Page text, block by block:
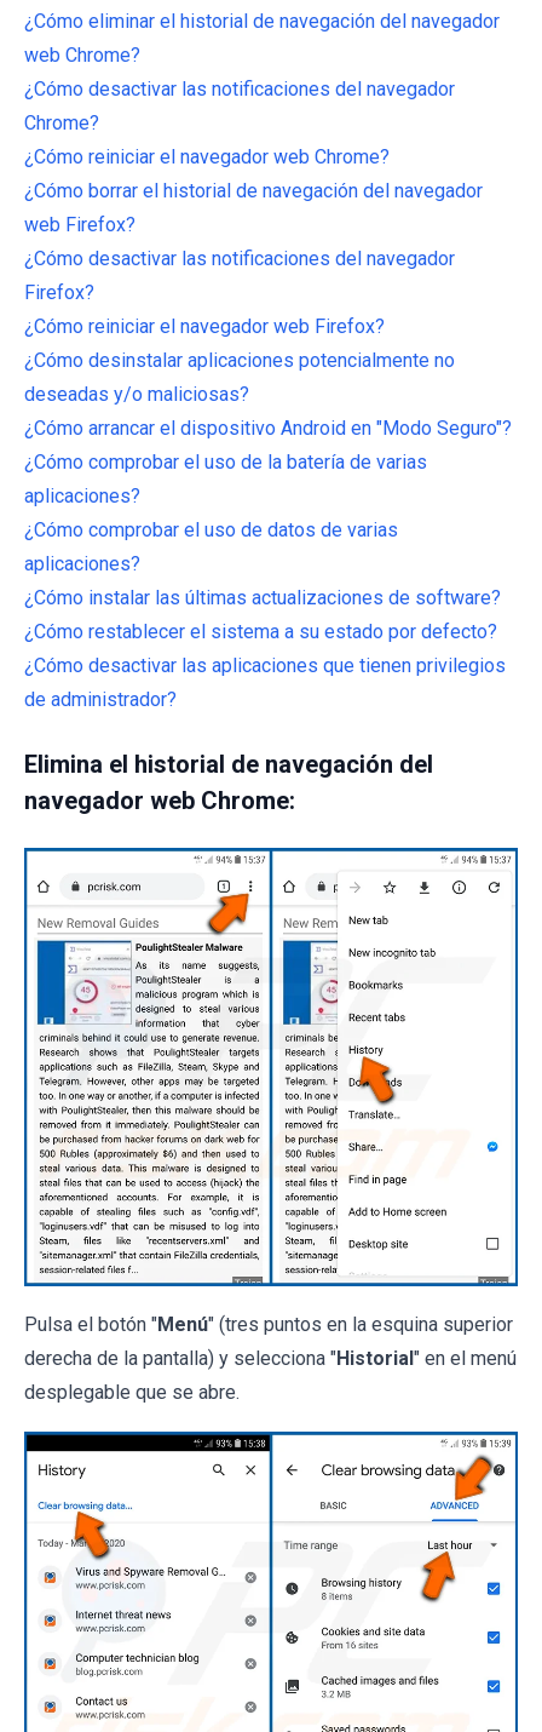
¿Cómo eliminar el historial de navegación del navegador
web Chrome?
¿Cómo desactivar las notificaciones del navegador
Chrome?
¿Cómo reiniciar el navegador web Chrome?
¿Cómo borrar el historial de navegación del navegador
web Firefox?
¿Cómo desactivar las notificaciones del navegador
Firefox?
¿Cómo reiniciar el navegador web Firefox?
¿Cómo desinstalar aplicaciones potencialmente no
deseadas y/o maliciosas?
¿Cómo arrancar el dispositivo Android en "Modo Seguro"?
¿Cómo comprobar el uso de la batería de varias
aplicaciones?
¿Cómo comprobar el uso de datos de varias
aplicaciones?
¿Cómo instalar las últimas actualizaciones de software?
¿Cómo restablecer el sistema a su estado por defecto?
¿Cómo desactivar las aplicaciones que tienen privilegios
de administrador?
Elimina el historial de navegación del
navegador web Chrome:
Pulsa el botón "Menú" (tres puntos en la esquina superior
derecha de la pantalla) y selecciona "Historial" en el menú
desplegable que se abre.